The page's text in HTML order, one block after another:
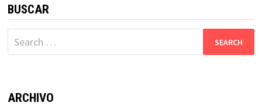
BUSCAR
Search
for:
ARCHIVO